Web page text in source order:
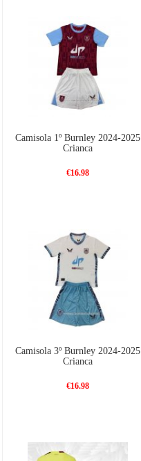
Camisola 1º Burnley 2024-2025
Crianca
€16.98
Camisola 3º Burnley 2024-2025
Crianca
€16.98